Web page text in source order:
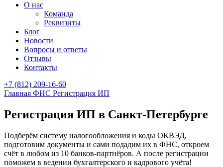
О нас
Команда
Реквизиты
Блог
Новости
Вопросы и ответы
Отзывы
Контакты
+7 (812) 209-16-60
Главная ФНС Регистрация ИП
Регистрация ИП в Санкт-Петербурге
Подберём систему налогообложения и коды ОКВЭД,
подготовим документы и сами подадим их в ФНС, откроем
счёт в любом из 10 банков-партнёров. А после регистрации
поможем в ведении бухгалтерского и кадрового учёта!